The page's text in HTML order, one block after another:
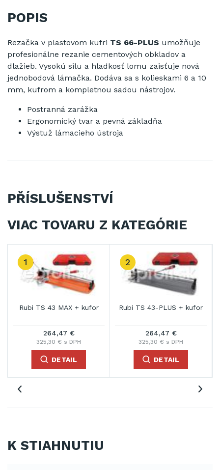
POPIS
Rezačka v plastovom kufri TS 66-PLUS umožňuje
profesionálne rezanie cementových obkladov a
dlažieb. Vysokú silu a hladkosť lomu zaisťuje nová
jednobodová lámačka. Dodáva sa s kolieskami 6 a 10
mm, kufrom a kompletnou sadou nástrojov.
Postranná zarážka
Ergonomický tvar a pevná základňa
Výstuž lámacieho ústroja
PŘÍSLUŠENSTVÍ
VIAC TOVARU Z KATEGÓRIE
1
Rubi TS 43 MAX + kufor
264,47 €
325,30 € s DPH
DETAIL
2
Rubi TS 43-PLUS + kufor
264,47 €
325,30 € s DPH
DETAIL
K STIAHNUTIU